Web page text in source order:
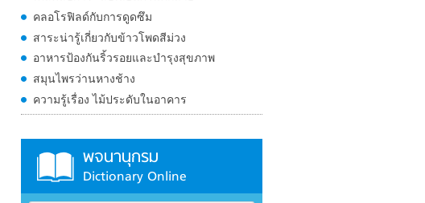
คลอโรฟิลด์กับการดูดซึม
สาระน่ารู้เกี่ยวกับข้าวโพดสีม่วง
อาหารป้องกันริ้วรอยและบำรุงสุขภาพ
สมุนไพรว่านหางช้าง
ความรู้เรื่อง ไม้ประดับในอาคาร
พจนานุกรม
Dictionary Online